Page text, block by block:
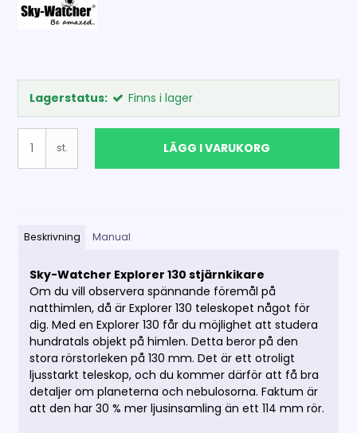
Lagerstatus: Finns i lager
st. LÄGG I VARUKORG
Beskrivning Manual
Sky-Watcher Explorer 130 stjärnkikare
Om du vill observera spännande föremål på
natthimlen, då är Explorer 130 teleskopet något för
dig. Med en Explorer 130 får du möjlighet att studera
hundratals objekt på himlen. Detta beror på den
stora rörstorleken på 130 mm. Det är ett otroligt
ljusstarkt teleskop, och du kommer därför att få bra
detaljer om planeterna och nebulosorna. Faktum är
att den har 30 % mer ljusinsamling än ett 114 mm rör.